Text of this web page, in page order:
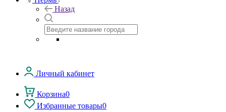
Назад
Личный кабинет
Корзина0
Избранные товары0